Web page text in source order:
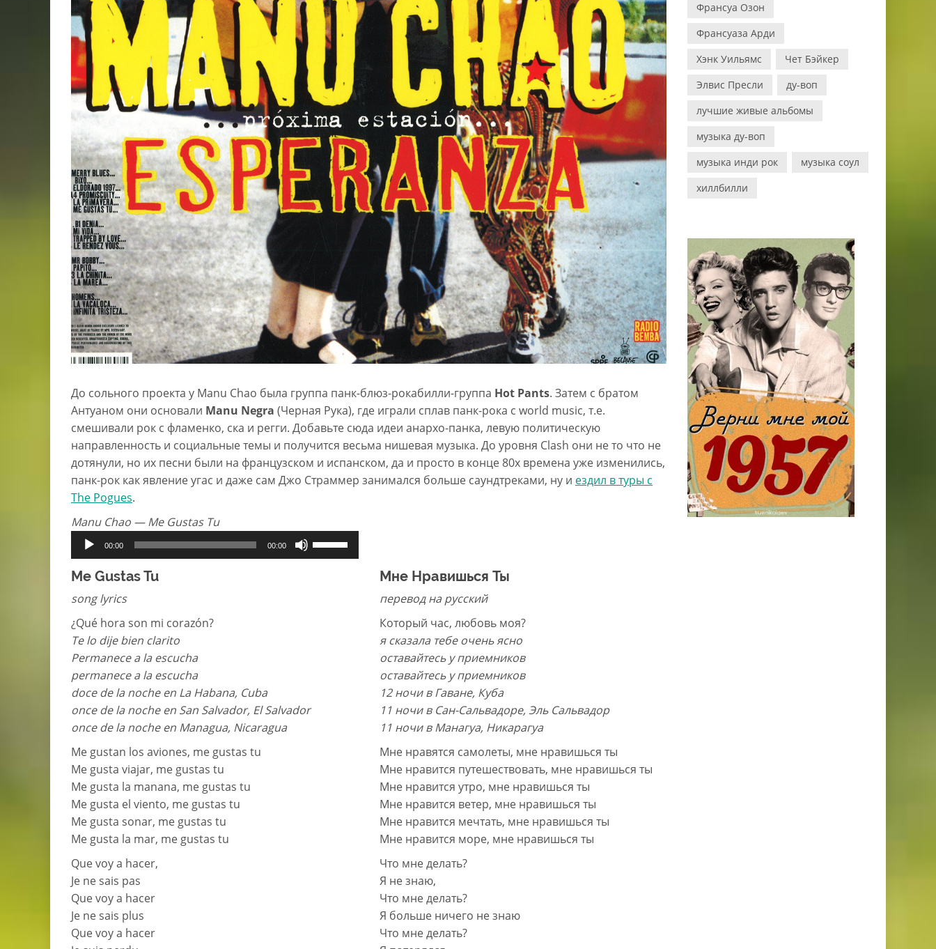
До сольного проекта у Manu Chao была группа панк-блюз-рокабилли-группа Hot Pants. Затем с братом
Антуаном они основали Manu Negra (Черная Рука), где играли сплав панк-рока с world music, т.е.
смешивали рок с фламенко, ска и регги. Добавьте сюда идеи анархо-панка, левую политическую
направленность и социальные темы и получится весьма нишевая музыка. До уровня Clash они не то что не
дотянули, но их песни были на французском и испанском, да и просто в конце 80х времена уже изменились,
панк-рок как явление угас и даже сам Джо Страммер занимался больше саундтреками, ну и ездил в туры с
The Pogues.
Manu Chao — Me Gustas Tu
Аудиоплеер
00:00 00:00
клавиши
Me Gustas Tu
song lyrics
¿Qué hora son mi corazón?
Te lo dije bien clarito
Permanece a la escucha
permanece a la escucha
doce de la noche en La Habana, Cuba
once de la noche en San Salvador, El Salvador
once de la noche en Managua, Nicaragua
Me gustan los aviones, me gustas tu
Me gusta viajar, me gustas tu
Me gusta la manana, me gustas tu
Me gusta el viento, me gustas tu
Me gusta sonar, me gustas tu
Me gusta la mar, me gustas tu
Que voy a hacer,
Je ne sais pas
Que voy a hacer
Je ne sais plus
Que voy a hacer
Мне Нравишься Ты
перевод на русский
Который час, любовь моя?
я сказала тебе очень ясно
оставайтесь у приемников
оставайтесь у приемников
12 ночи в Гаване, Куба
11 ночи в Сан-Сальвадоре, Эль Сальвадор
11 ночи в Манагуа, Никарагуа
Мне нравятся самолеты, мне нравишься ты
Мне нравится путешествовать, мне нравишься ты
Мне нравится утро, мне нравишься ты
Мне нравится ветер, мне нравишься ты
Мне нравится мечтать, мне нравишься ты
Мне нравится море, мне нравишься ты
Что мне делать?
Я не знаю,
Что мне делать?
Я больше ничего не знаю
Что мне делать?
Франсуа Озон
Франсуаза Арди
Хэнк Уильямс
Чет Бэйкер
Элвис Пресли
ду-воп
лучшие живые альбомы
музыка ду-воп
музыка инди рок
музыка соул
хиллбилли